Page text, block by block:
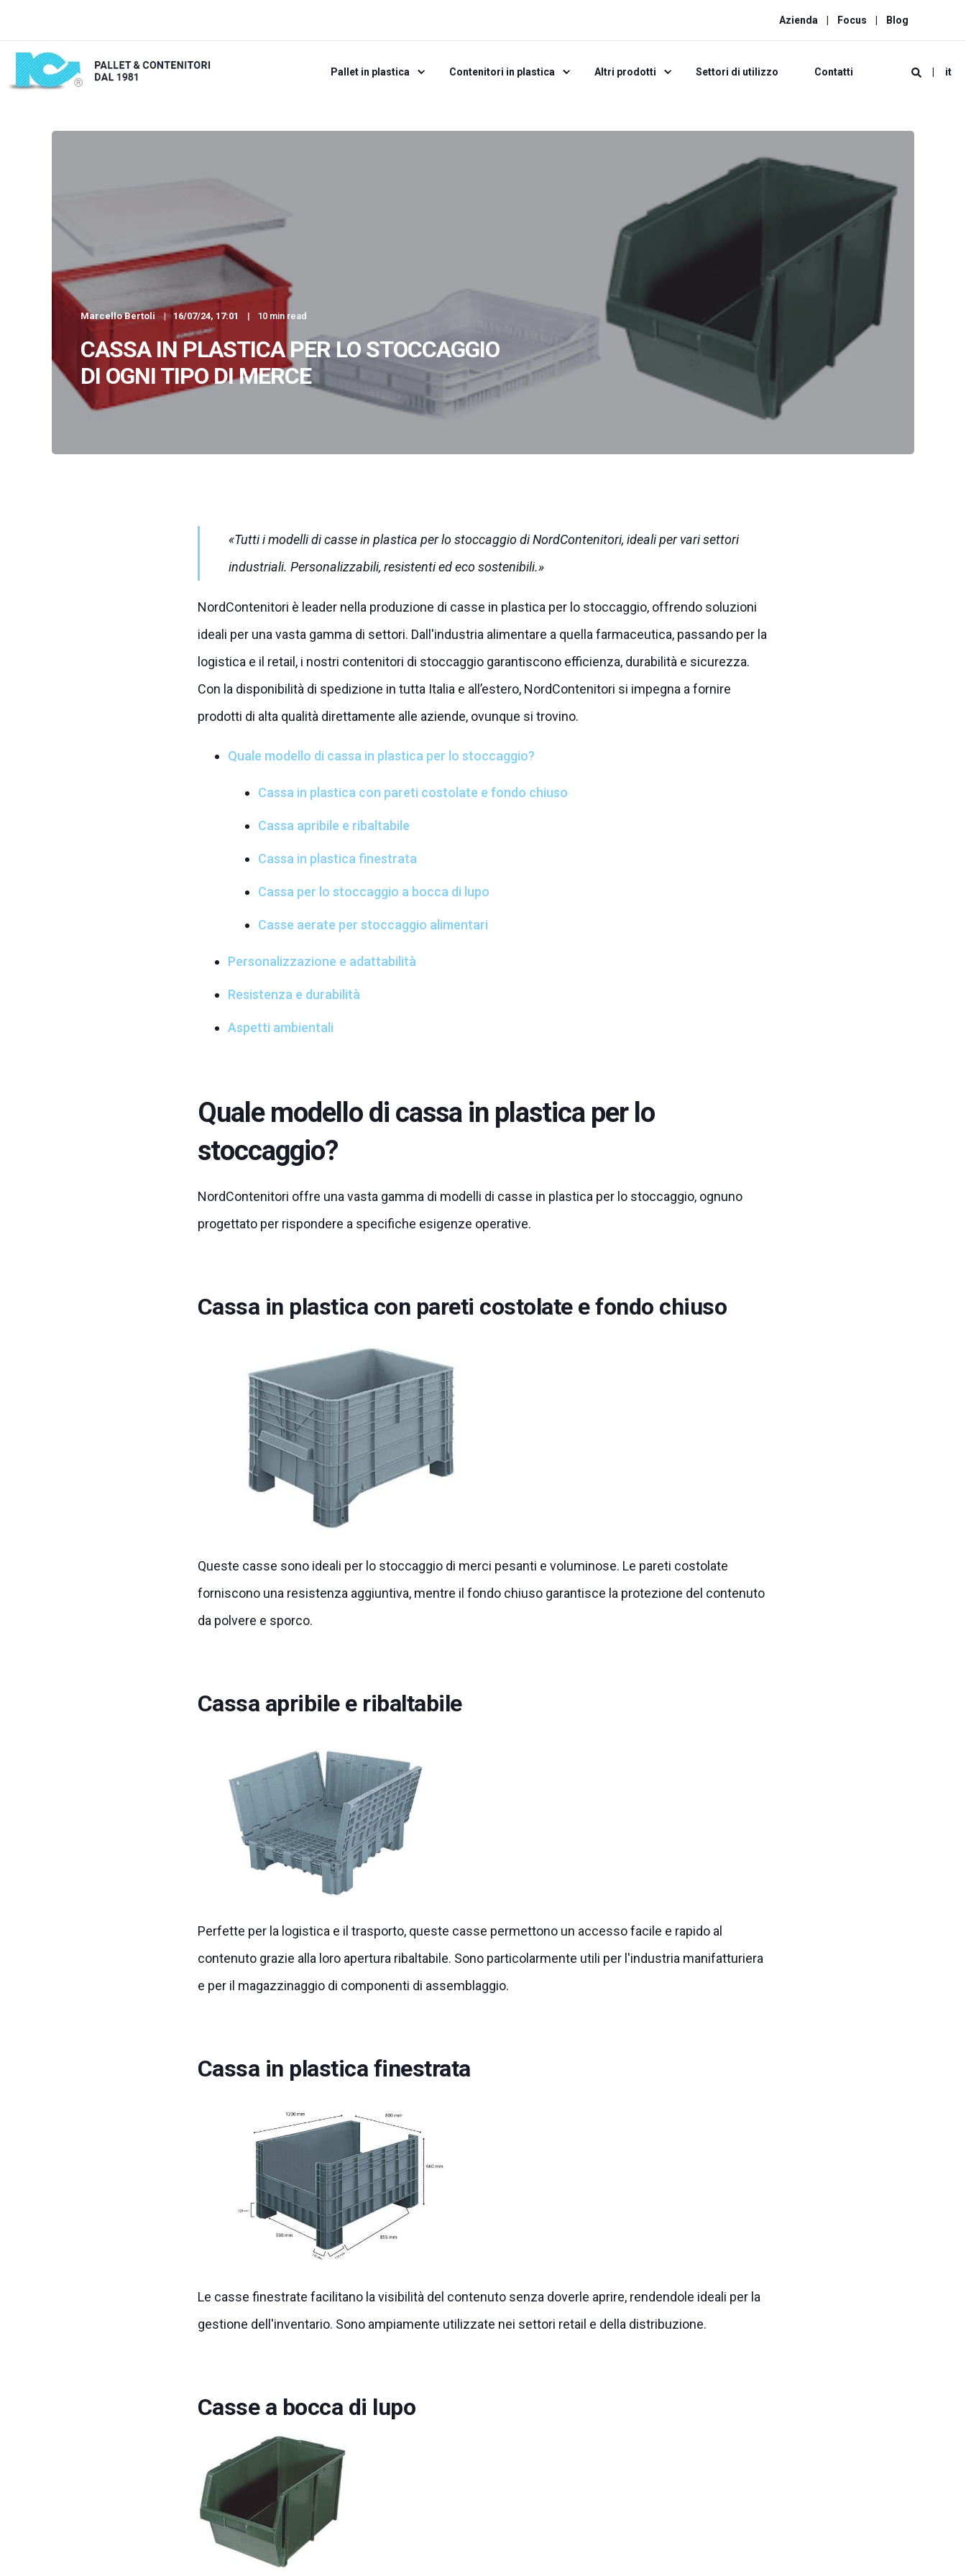
Azienda Focus Blog
Pallet in plastica Contenitori in plastica Altri prodotti Settori di utilizzo Contatti it
Marcello Bertoli 16/07/24, 17:01 10 min read
CASSA IN PLASTICA PER LO STOCCAGGIO
DI OGNI TIPO DI MERCE
Tutti i modelli di casse in plastica per lo stoccaggio di NordContenitori, ideali per vari settori
industriali. Personalizzabili, resistenti ed eco sostenibili.
NordContenitori è leader nella produzione di casse in plastica per lo stoccaggio, offrendo soluzioni
ideali per una vasta gamma di settori. Dall'industria alimentare a quella farmaceutica, passando per la
logistica e il retail, i nostri contenitori di stoccaggio garantiscono efficienza, durabilità e sicurezza.
Con la disponibilità di spedizione in tutta Italia e all’estero, NordContenitori si impegna a fornire
prodotti di alta qualità direttamente alle aziende, ovunque si trovino.
Quale modello di cassa in plastica per lo stoccaggio?
Cassa in plastica con pareti costolate e fondo chiuso
Cassa apribile e ribaltabile
Cassa in plastica finestrata
Cassa per lo stoccaggio a bocca di lupo
Casse aerate per stoccaggio alimentari
Personalizzazione e adattabilità
Resistenza e durabilità
Aspetti ambientali
Quale modello di cassa in plastica per lo
stoccaggio?
NordContenitori offre una vasta gamma di modelli di casse in plastica per lo stoccaggio, ognuno
progettato per rispondere a specifiche esigenze operative.
Cassa in plastica con pareti costolate e fondo chiuso
Queste casse sono ideali per lo stoccaggio di merci pesanti e voluminose. Le pareti costolate
forniscono una resistenza aggiuntiva, mentre il fondo chiuso garantisce la protezione del contenuto
da polvere e sporco.
Cassa apribile e ribaltabile
Perfette per la logistica e il trasporto, queste casse permettono un accesso facile e rapido al
contenuto grazie alla loro apertura ribaltabile. Sono particolarmente utili per l'industria manifatturiera
e per il magazzinaggio di componenti di assemblaggio.
Cassa in plastica finestrata
Le casse finestrate facilitano la visibilità del contenuto senza doverle aprire, rendendole ideali per la
gestione dell'inventario. Sono ampiamente utilizzate nei settori retail e della distribuzione.
Casse a bocca di lupo